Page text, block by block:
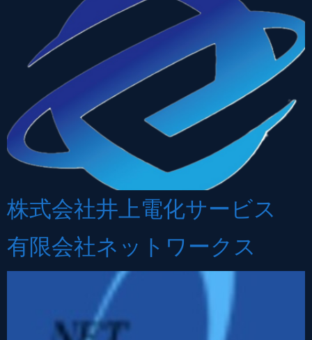
株式会社井上電化サービス
有限会社ネットワークス